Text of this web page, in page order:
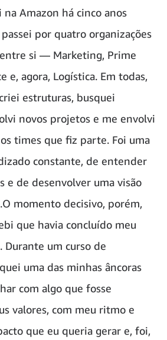
Amazon há cinco anos
por quatro organizações
si — Marketing, Prime
e, agora, Logística. Em todas,
estruturas, busquei
novos projetos e me envolvi
times que fiz parte. Foi uma
constante, de entender
e de desenvolver uma visão
momento decisivo, porém,
que havia concluído meu
Durante um curso de
uma das minhas âncoras
com algo que fosse
valores, com meu ritmo e
que eu queria gerar e, foi,